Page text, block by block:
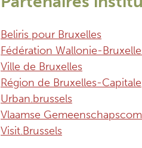
Beliris pour Bruxelles
Fédération Wallonie-
Ville de Bruxelles
Région de Bruxelles-Capitale
Urban.brussels
Vlaamse
Visit.Brussels